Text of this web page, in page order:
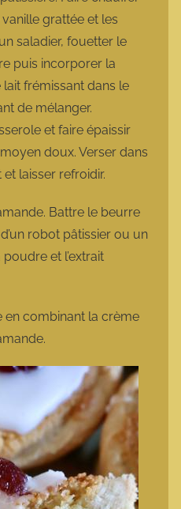
grattée et les
saladier, fouetter le
puis incorporer la
frémissant dans le
de mélanger.
et faire épaissir
doux. Verser dans
laisser refroidir.
Battre le beurre
robot pâtissier ou un
et l’extrait
en combinant la crème